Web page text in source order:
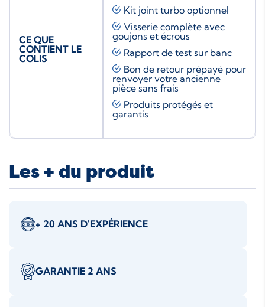
CE QUE
CONTIENT LE
COLIS
Kit joint turbo optionnel
Visserie complète avec
goujons et écrous
Rapport de test sur banc
Bon de retour prépayé pour
renvoyer votre ancienne
pièce sans frais
Produits protégés et
garantis
Les + du produit
+ 20 ANS D'EXPÉRIENCE
GARANTIE 2 ANS